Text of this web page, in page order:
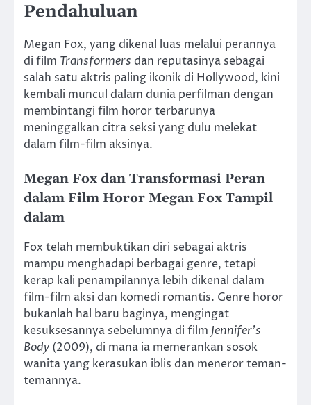
Pendahuluan
Megan Fox, yang dikenal luas melalui perannya
di film Transformers dan reputasinya sebagai
salah satu aktris paling ikonik di Hollywood, kini
kembali muncul dalam dunia perfilman dengan
membintangi film horor terbarunya
meninggalkan citra seksi yang dulu melekat
dalam film-film aksinya.
Megan Fox dan Transformasi Peran
dalam Film Horor Megan Fox Tampil
dalam
Fox telah membuktikan diri sebagai aktris
mampu menghadapi berbagai genre, tetapi
kerap kali penampilannya lebih dikenal dalam
film-film aksi dan komedi romantis. Genre horor
bukanlah hal baru baginya, mengingat
kesuksesannya sebelumnya di film Jennifer’s
Body (2009), di mana ia memerankan sosok
wanita yang kerasukan iblis dan meneror teman-
temannya.